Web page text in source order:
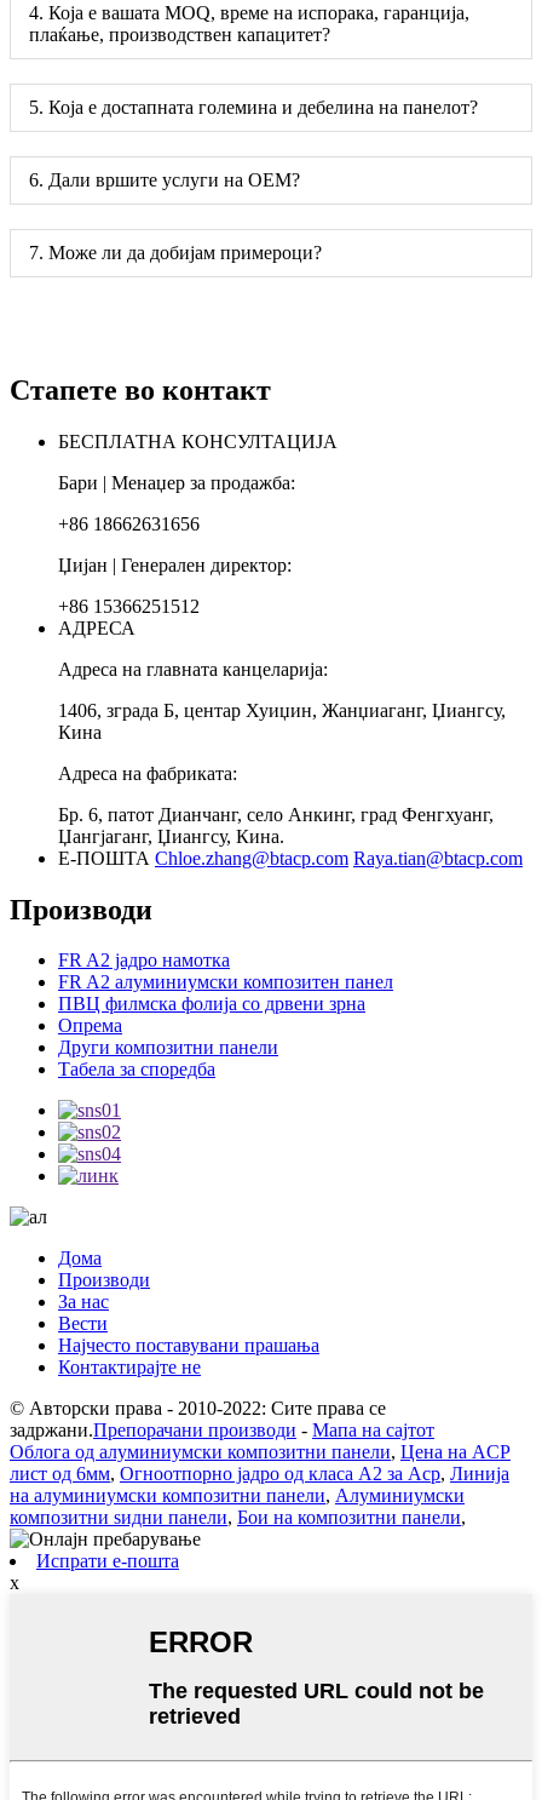
4. Која е вашата MOQ, време на испорака, гаранција,
плаќање, производствен капацитет?
5. Која е достапната големина и дебелина на панелот?
6. Дали вршите услуги на OEM?
7. Може ли да добијам примероци?
Стапете во контакт
БЕСПЛАТНА КОНСУЛТАЦИЈА
Бари | Менаџер за продажба:
+86 18662631656
Џијан | Генерален директор:
+86 15366251512
АДРЕСА
Адреса на главната канцеларија:
1406, зграда Б, центар Хуиџин, Жанџиаганг, Џиангсу,
Кина
Адреса на фабриката:
Бр. 6, патот Дианчанг, село Анкинг, град Фенгхуанг,
Џангјаганг, Џиангсу, Кина.
Е-ПОШТА Chloe.zhang@btacp.com Raya.tian@btacp.com
Производи
FR A2 јадро намотка
FR A2 алуминиумски композитен панел
ПВЦ филмска фолија со дрвени зрна
Опрема
Други композитни панели
Табела за споредба
Дома
Производи
За нас
Вести
Најчесто поставувани прашања
Контактирајте не
© Авторски права - 2010-2022: Сите права се
задржани.Препорачани производи - Мапа на сајтот
Облога од алуминиумски композитни панели, Цена на ACP
лист од 6мм, Огноотпорно јадро од класа А2 за Acp, Линија
на алуминиумски композитни панели, Алуминиумски
композитни ѕидни панели, Бои на композитни панели,
Испрати е-пошта
x